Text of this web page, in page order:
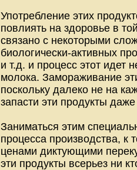
Употребление этих
повлиять на здоровье в
связано с некоторыми
биологически-активных
и т.д. и процесс этот идет
молока. Замораживание
поскольку далеко не на
запасти эти продукты
Заниматься этим
процесса производства, к
ценами диктующими
эти продукты всерьез ни